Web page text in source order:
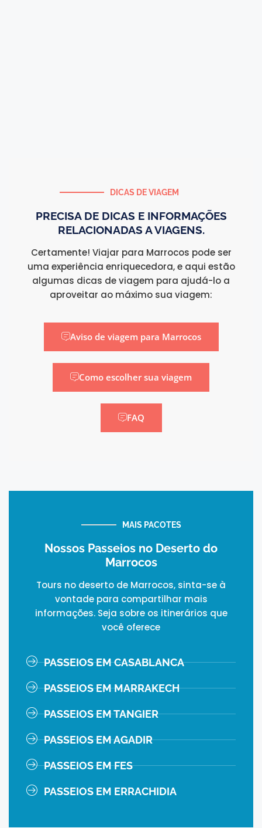
DICAS DE VIAGEM
PRECISA DE DICAS E INFORMAÇÕES
RELACIONADAS A VIAGENS.
Certamente! Viajar para Marrocos pode ser
uma experiência enriquecedora, e aqui estão
algumas dicas de viagem para ajudá-lo a
aproveitar ao máximo sua viagem:
Aviso de viagem para Marrocos
Como escolher sua viagem
FAQ
MAIS PACOTES
Nossos Passeios no Deserto do
Marrocos
Tours no deserto de Marrocos, sinta-se à
vontade para compartilhar mais
informações. Seja sobre os itinerários que
você oferece
PASSEIOS EM CASABLANCA
PASSEIOS EM MARRAKECH
PASSEIOS EM TANGIER
PASSEIOS EM AGADIR
PASSEIOS EM FES
PASSEIOS EM ERRACHIDIA